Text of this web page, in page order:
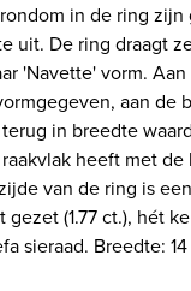
in de ring
uit. De ring draagt
'Navette' vorm.
aan de
in breedte
heeft met de
van de ring is
gezet (1.77 ct.), hét
sieraad. Breedte: